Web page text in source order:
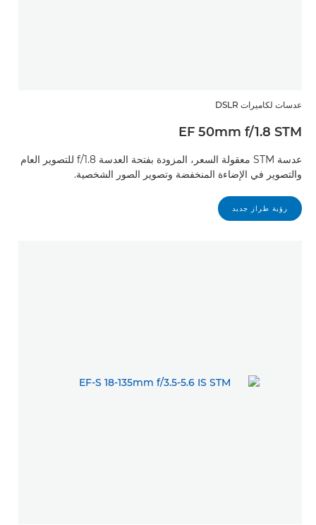
عدسات لكاميرات DSLR
EF 50mm f/1.8 STM
عدسة STM معقولة السعر، المزودة بفتحة العدسة f/1.8 للتصوير العام
والتصوير في الإضاءة المنخفضة وتصوير الصور الشخصية.
رؤية طراز جديد